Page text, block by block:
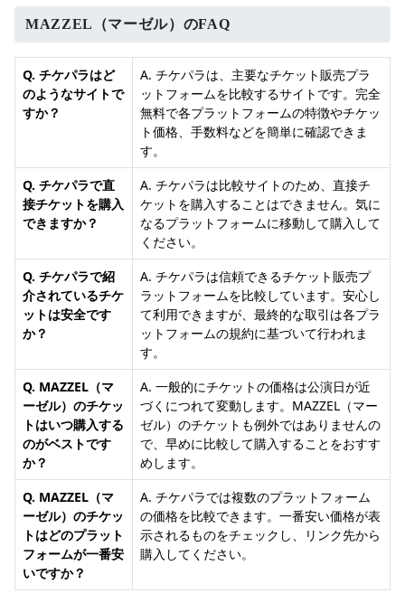
MAZZEL（マーゼル）のFAQ
Q. チケパラはど
のようなサイトで
すか？
A. チケパラは、主要なチケット販売プラ
ットフォームを比較するサイトです。完全
無料で各プラットフォームの特徴やチケッ
ト価格、手数料などを簡単に確認できま
す。
Q. チケパラで直
接チケットを購入
できますか？
A. チケパラは比較サイトのため、直接チ
ケットを購入することはできません。気に
なるプラットフォームに移動して購入して
ください。
Q. チケパラで紹
介されているチケ
ットは安全です
か？
A. チケパラは信頼できるチケット販売プ
ラットフォームを比較しています。安心し
て利用できますが、最終的な取引は各プラ
ットフォームの規約に基づいて行われま
す。
Q. MAZZEL（マ
ーゼル）のチケッ
トはいつ購入する
のがベストです
か？
A. 一般的にチケットの価格は公演日が近
づくにつれて変動します。MAZZEL（マー
ゼル）のチケットも例外ではありませんの
で、早めに比較して購入することをおすす
めします。
Q. MAZZEL（マ
ーゼル）のチケッ
トはどのプラット
フォームが一番安
いですか？
A. チケパラでは複数のプラットフォーム
の価格を比較できます。一番安い価格が表
示されるものをチェックし、リンク先から
購入してください。